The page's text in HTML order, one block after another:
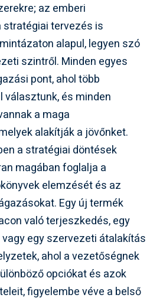
az emberi
tervezés is
alapul, legyen szó
szintről. Minden egyes
pont, ahol több
választunk, és minden
a maga
alakítják a jövőnket.
a stratégiai döntések
magában foglalja a
elemzését és az
Egy új termék
való terjeszkedés, egy
egy szervezeti átalakítás
ahol a vezetőségnek
opciókat és azok
figyelembe véve a belső